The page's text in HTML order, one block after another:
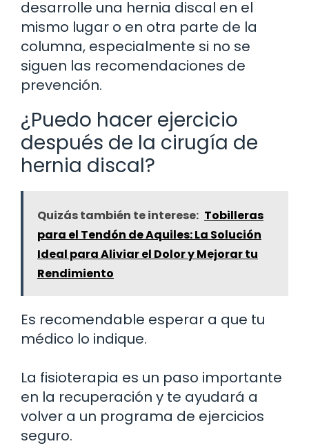
desarrolle una hernia discal en el
mismo lugar o en otra parte de la
columna, especialmente si no se
siguen las recomendaciones de
prevención.
¿Puedo hacer ejercicio
después de la cirugía de
hernia discal?
Quizás también te interese: Tobilleras
para el Tendón de Aquiles: La Solución
Ideal para Aliviar el Dolor y Mejorar tu
Rendimiento
Es recomendable esperar a que tu
médico lo indique.
La fisioterapia es un paso importante
en la recuperación y te ayudará a
volver a un programa de ejercicios
seguro.